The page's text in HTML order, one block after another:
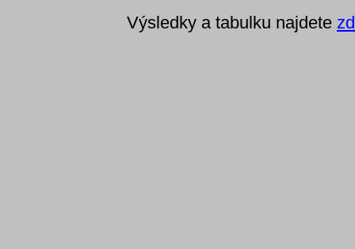
Výsledky a tabulku najdete